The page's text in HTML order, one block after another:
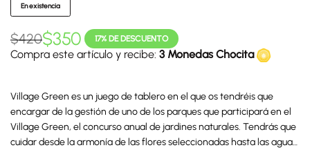
En existencia
$420$350 17% DE DESCUENTO
Compra este artículo y recibe: 3 Monedas Chocita
Village Green es un juego de tablero en el que os tendréis que
encargar de la gestión de uno de los parques que participará en el
Village Green, el concurso anual de jardines naturales. Tendrás que
cuidar desde la armonía de las flores seleccionadas hasta las aguas